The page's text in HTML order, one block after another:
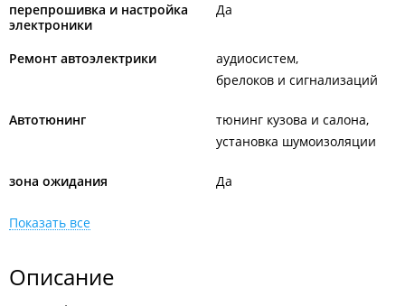
перепрошивка и настройка
электроники
Да
Ремонт автоэлектрики
аудиосистем
брелоков и сигнализаций
Автотюнинг
тюнинг кузова и салона
установка шумоизоляции
зона ожидания Да
Показать все
Описание